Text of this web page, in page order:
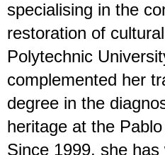
specialising in the
restoration of
Polytechnic
complemented her
degree in the
heritage at the
Since 1999, she